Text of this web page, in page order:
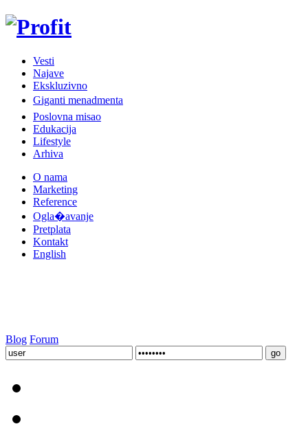
Vesti
Najave
Ekskluzivno
Giganti menadmenta
Poslovna misao
Edukacija
Lifestyle
Arhiva
O nama
Marketing
Reference
Ogla�avanje
Pretplata
Kontakt
English
Blog Forum